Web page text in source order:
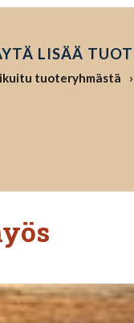
LISÄÄ
tuoteryhmästä